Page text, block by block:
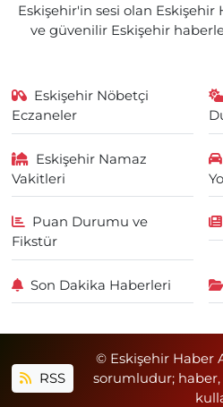
Eskişehir'in sesi olan Eskişehir
ve güvenilir Eskişehir
Eskişehir Nöbetçi
Eczaneler
Eskişehir Namaz
Vakitleri
Puan Durumu ve
Fikstür
Son Dakika Haberleri
RSS
© Eskişehir Haber
sorumludur; haber,